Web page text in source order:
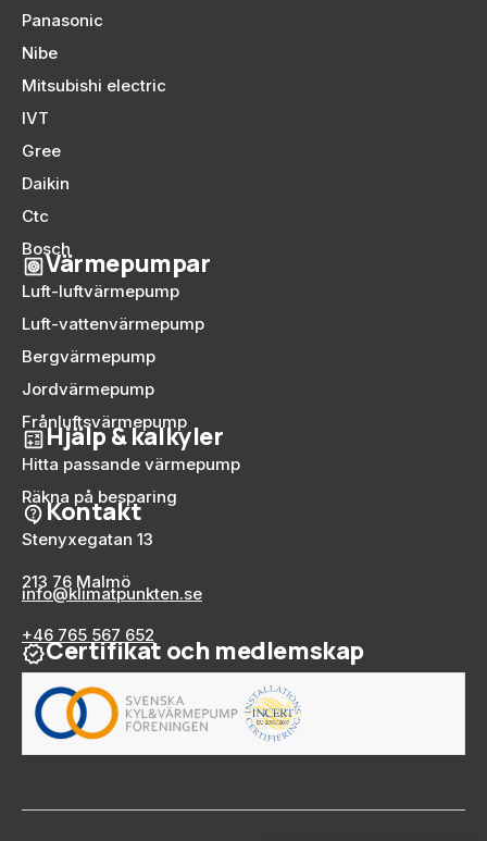
Panasonic
Nibe
Mitsubishi electric
IVT
Gree
Daikin
Ctc
BoschVärmepumpar
Luft-luftvärmepump
Luft-vattenvärmepump
Bergvärmepump
Jordvärmepump
Frånluftsvärmepump
Hjälp & kalkyler
Hitta passande värmepump
Räkna på besparing
Kontakt
Stenyxegatan 13
213 76 Malmö
info@klimatpunkten.se
+46 765 567 652
Certifikat och medlemskap